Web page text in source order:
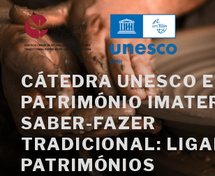
Saltar
para
conteúdo
CÁTEDRA UNESCO
PATRIMÓNIO
SABER-FAZER
TRADICIONAL:
PATRIMÓNIOS